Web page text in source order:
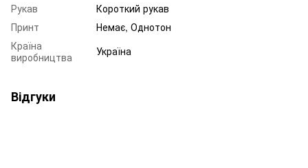
Рукав
Короткий рукав
Принт
Немає, Однотон
Країна
виробництва
Україна
Відгуки